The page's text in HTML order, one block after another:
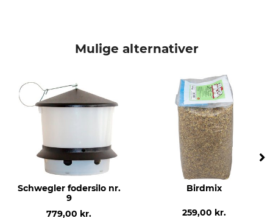
Mulige alternativer
Schwegler fodersilo nr.
9
779,00 kr.
Birdmix
259,00 kr.